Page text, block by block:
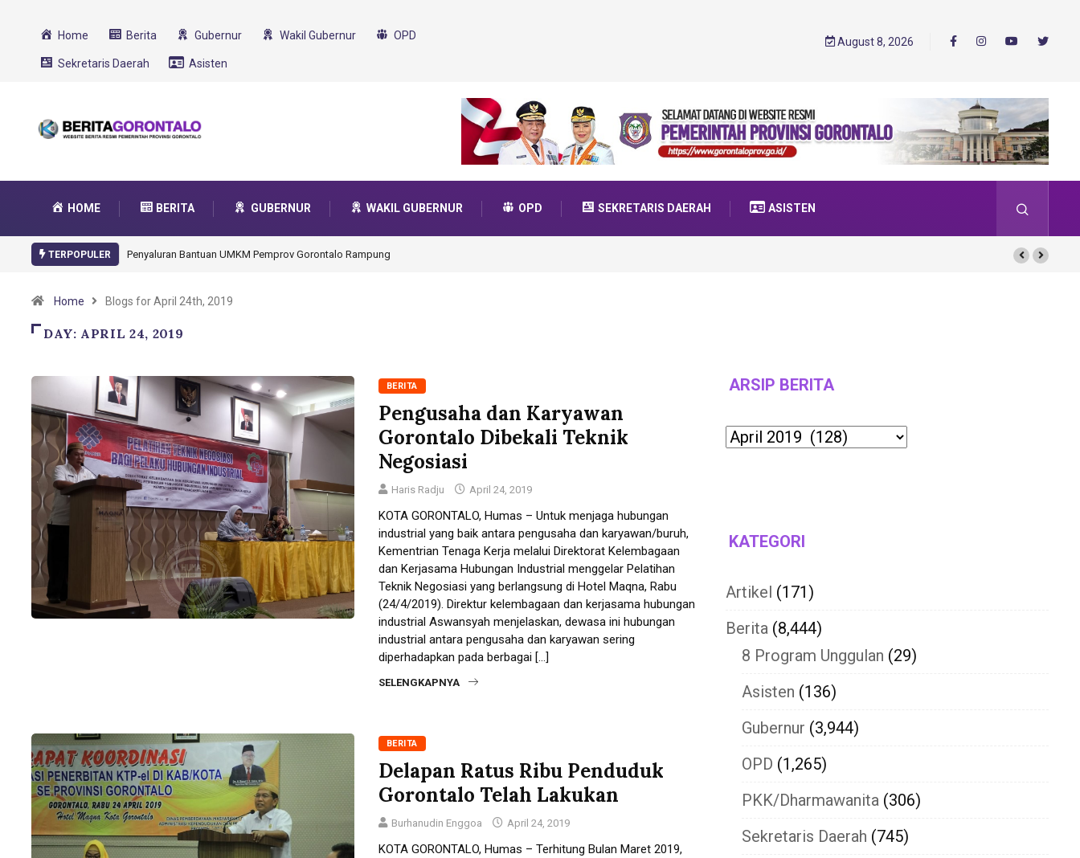
Home Berita Gubernur Wakil Gubernur OPD
Sekretaris Daerah Asisten
August 8, 2026
HOME BERITA GUBERNUR WAKIL GUBERNUR OPD SEKRETARIS DAERAH ASISTEN
TERPOPULER
Gorontalo RampungGorontalo Ikut Dukung Program SMA Unggul Garuda
Home Blogs for April 24th, 2019
DAY: APRIL 24, 2019
BERITA
Pengusaha dan Karyawan
Gorontalo Dibekali Teknik
Negosiasi
Haris Radju April 24, 2019
KOTA GORONTALO, Humas – Untuk menjaga hubungan
industrial yang baik antara pengusaha dan karyawan/buruh,
Kementrian Tenaga Kerja melalui Direktorat Kelembagaan
dan Kerjasama Hubungan Industrial menggelar Pelatihan
Teknik Negosiasi yang berlangsung di Hotel Maqna, Rabu
(24/4/2019). Direktur kelembagaan dan kerjasama hubungan
industrial Aswansyah menjelaskan, dewasa ini hubungan
industrial antara pengusaha dan karyawan sering
diperhadapkan pada berbagai […]
SELENGKAPNYA
BERITA
Delapan Ratus Ribu Penduduk
Gorontalo Telah Lakukan
Burhanudin Enggoa April 24, 2019
KOTA GORONTALO, Humas – Terhitung Bulan Maret 2019,
ARSIP BERITA
Archives
KATEGORI
Artikel (171)
Berita (8,444)
8 Program Unggulan (29)
Asisten (136)
Gubernur (3,944)
OPD (1,265)
PKK/Dharmawanita (306)
Sekretaris Daerah (745)